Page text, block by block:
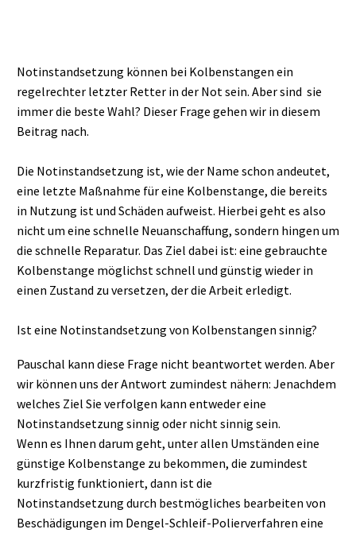
Notinstandsetzung können bei Kolbenstangen ein
regelrechter letzter Retter in der Not sein. Aber sind sie
immer die beste Wahl? Dieser Frage gehen wir in diesem
Beitrag nach.
Die Notinstandsetzung ist, wie der Name schon andeutet,
eine letzte Maßnahme für eine Kolbenstange, die bereits
in Nutzung ist und Schäden aufweist. Hierbei geht es also
nicht um eine schnelle Neuanschaffung, sondern hingen um
die schnelle Reparatur. Das Ziel dabei ist: eine gebrauchte
Kolbenstange möglichst schnell und günstig wieder in
einen Zustand zu versetzen, der die Arbeit erledigt.
Ist eine Notinstandsetzung von Kolbenstangen sinnig?
Pauschal kann diese Frage nicht beantwortet werden. Aber
wir können uns der Antwort zumindest nähern: Jenachdem
welches Ziel Sie verfolgen kann entweder eine
Notinstandsetzung sinnig oder nicht sinnig sein.
Wenn es Ihnen darum geht, unter allen Umständen eine
günstige Kolbenstange zu bekommen, die zumindest
kurzfristig funktioniert, dann ist die
Notinstandsetzung durch bestmögliches bearbeiten von
Beschädigungen im Dengel-Schleif-Polierverfahren eine